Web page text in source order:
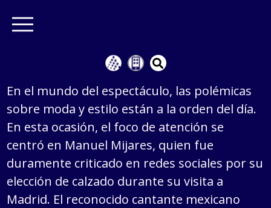
En el mundo del espectáculo, las polémicas
sobre moda y estilo están a la orden del día.
En esta ocasión, el foco de atención se
centró en Manuel Mijares, quien fue
duramente criticado en redes sociales por su
elección de calzado durante su visita a
Madrid. El reconocido cantante mexicano